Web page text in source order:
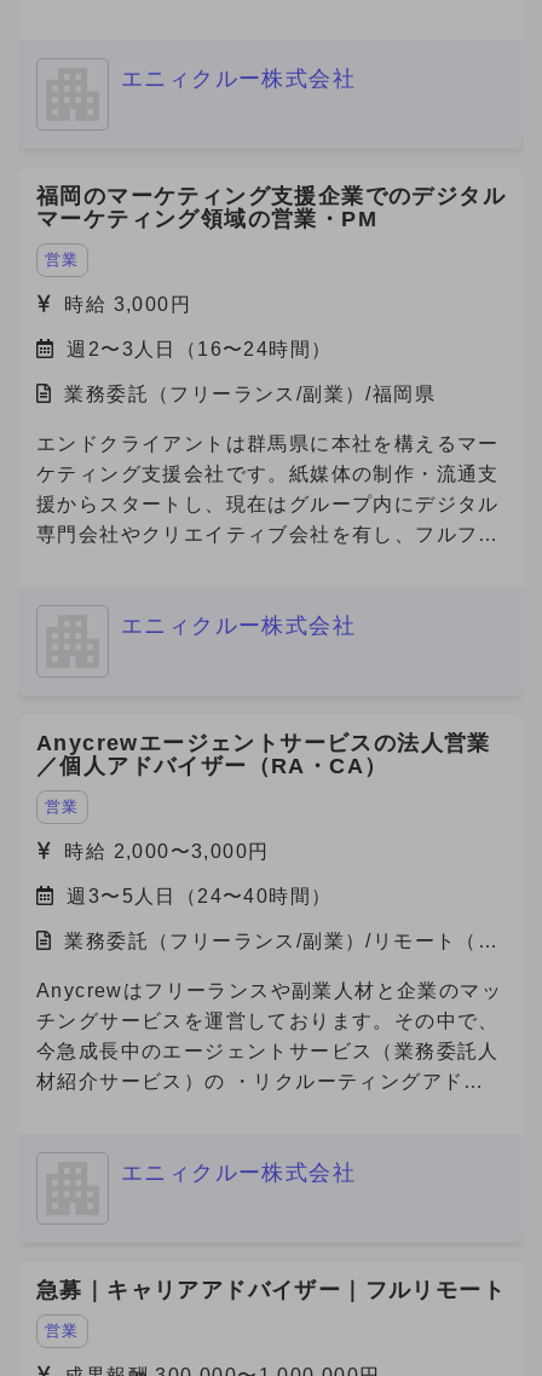
エニィクルー株式会社
福岡のマーケティング支援企業でのデジタル
マーケティング領域の営業・PM
営業
時給 3,000円
週2〜3人日（16〜24時間）
業務委託（フリーランス/副業）/福岡県
エンドクライアントは群馬県に本社を構えるマー
ケティング支援会社です。紙媒体の制作・流通支
援からスタートし、現在はグループ内にデジタル
専門会社やクリエイティブ会社を有し、フルファ
ケティング領域の営業・提案・実行体制を確立す
されるポジションで、案件提案〜納品ディレクシ
ョンまで幅広く関与でき、事業責任者に近い裁量
を持つことができる案件です。
エニィクルー株式会社
Anycrewエージェントサービスの法人営業
／個人アドバイザー（RA・CA）
営業
時給 2,000〜3,000円
週3〜5人日（24〜40時間）
業務委託（フリーランス/副業）/リモート（在
Anycrewはフリーランスや副業人材と企業のマッ
チングサービスを運営しております。その中で、
今急成長中のエージェントサービス（業務委託人
材紹介サービス）の ・リクルーティングアドバ
を募集しております。
エニィクルー株式会社
急募｜キャリアアドバイザー｜フルリモート
営業